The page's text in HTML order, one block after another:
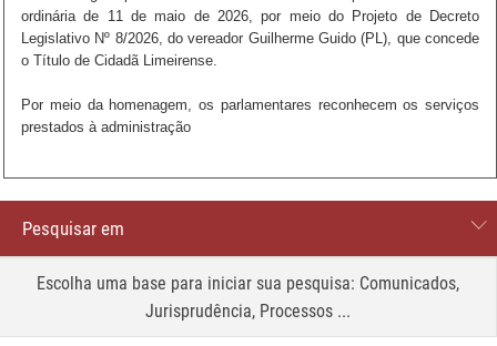
ordinária de 11 de maio de 2026, por meio do Projeto de Decreto
Legislativo Nº 8/2026, do vereador Guilherme Guido (PL), que concede
o Título de Cidadã Limeirense.
Por meio da homenagem, os parlamentares reconhecem os serviços
prestados à administração
Pesquisar em
Processos
Comunicados
Escolha uma base para iniciar sua pesquisa: Comunicados,
Jurisprudência, Processos ...